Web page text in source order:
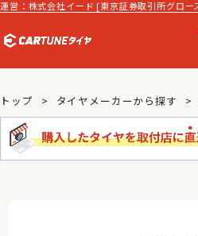
運営：株式会社イード [東京証券取引所グロー
トップ タイヤメーカーから探す